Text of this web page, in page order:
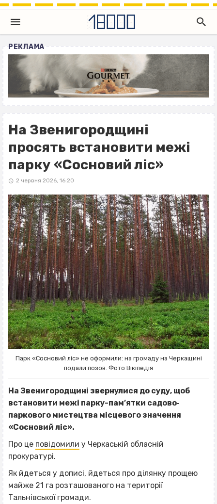
РЕКЛАМА
На Звенигородщині
просять встановити межі
парку «Сосновий ліс»
2 червня 2026, 16:20
Парк «Сосновий ліс» не оформили: на громаду на Черкащині
подали позов. Фото Вікіпедія
На Звенигородщині звернулися до суду, щоб
встановити межі парку-пам’ятки садово‐
паркового мистецтва місцевого значення
«Сосновий ліс».
Про це повідомили у Черкаській обласній
прокуратурі.
Як йдеться у дописі, йдеться про ділянку прощею
майже 21 га розташованого на території
Тальнівської громади.